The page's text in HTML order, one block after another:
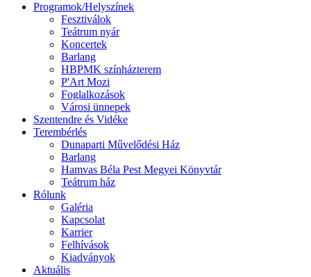
Programok/Helyszínek
Fesztiválok
Teátrum nyár
Koncertek
Barlang
HBPMK színházterem
P'Art Mozi
Foglalkozások
Városi ünnepek
Szentendre és Vidéke
Terembérlés
Dunaparti Művelődési Ház
Barlang
Hamvas Béla Pest Megyei Könyvtár
Teátrum ház
Rólunk
Galéria
Kapcsolat
Karrier
Felhívások
Kiadványok
Aktuális